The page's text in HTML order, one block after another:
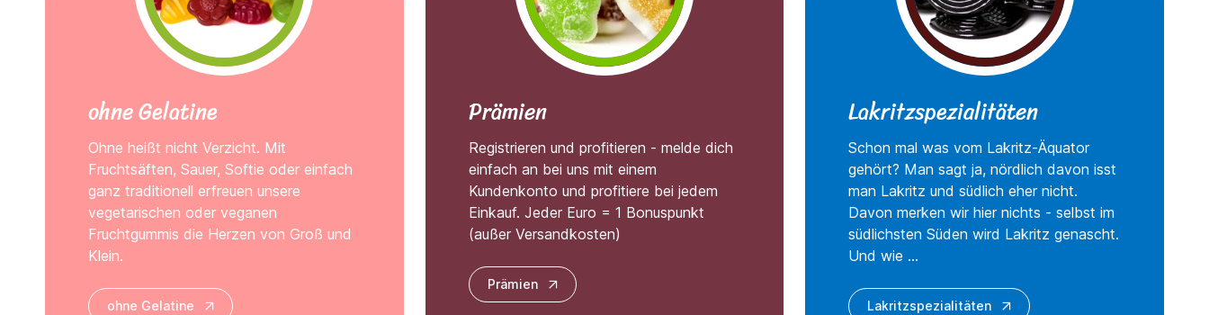
ohne Gelatine
Ohne heißt nicht Verzicht. Mit
Fruchtsäften, Sauer, Softie oder einfach
ganz traditionell erfreuen unsere
vegetarischen oder veganen
Fruchtgummis die Herzen von Groß und
Klein.
ohne Gelatine
Prämien
Registrieren und profitieren - melde dich
einfach an bei uns mit einem
Kundenkonto und profitiere bei jedem
Einkauf. Jeder Euro = 1 Bonuspunkt
(außer Versandkosten)
Prämien
Lakritzspezialitäten
Schon mal was vom Lakritz-Äquator
gehört? Man sagt ja, nördlich davon isst
man Lakritz und südlich eher nicht.
Davon merken wir hier nichts - selbst im
südlichsten Süden wird Lakritz genascht.
Und wie ...
Lakritzspezialitäten